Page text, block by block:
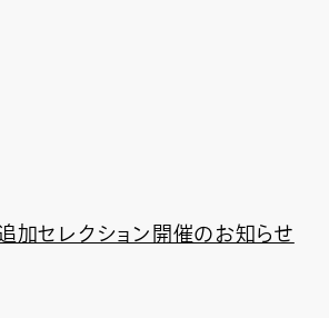
加セレクション開催のお知らせ